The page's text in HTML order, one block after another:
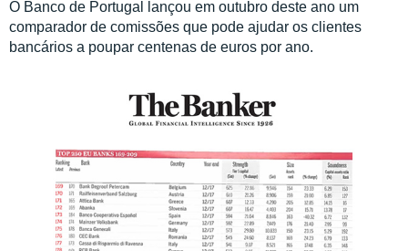
O Banco de Portugal lançou em outubro deste ano um
comparador de comissões que pode ajudar os clientes
bancários a poupar centenas de euros por ano.